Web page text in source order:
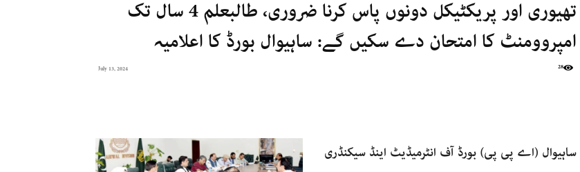
تھیوری اور پریکٹیکل دونوں پاس کرنا ضروری، طالبعلم 4 سال تک
امپروومنٹ کا امتحان دے سکیں گے: ساہیوال بورڈ کا اعلامیہ
July 13, 2024 28
ساہیوال (اے پی پی) بورڈ آف انٹرمیڈیٹ اینڈ سیکنڈری